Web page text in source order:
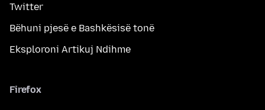
Twitter
Bëhuni pjesë e Bashkësisë tonë
Eksploroni Artikuj Ndihme
Firefox